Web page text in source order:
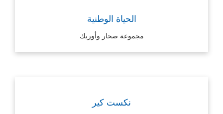
الحياة الوطنية
مجموعة صحار وأوربك
نكست كير